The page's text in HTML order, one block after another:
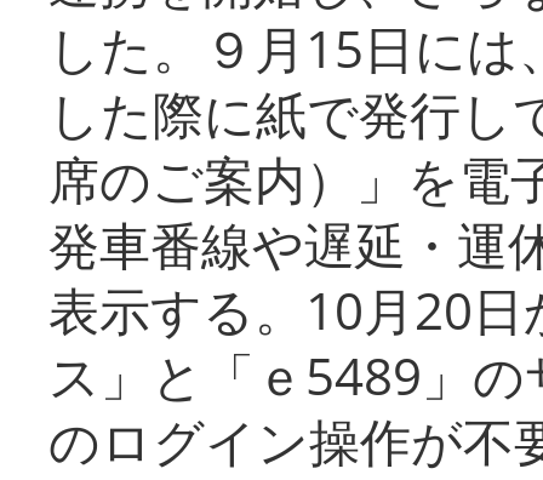
した。９月15日に
した際に紙で発行し
席のご案内）」を電
発車番線や遅延・運
表示する。10月20
ス」と「ｅ5489」
のログイン操作が不